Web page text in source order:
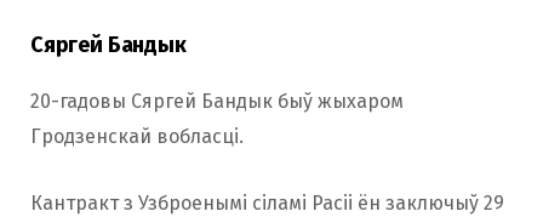
Сяргей Бандык
20-гадовы Сяргей Бандык быў жыхаром
Гродзенскай вобласці.
Кантракт з Узброенымі сіламі Расіі ён заключыў 29